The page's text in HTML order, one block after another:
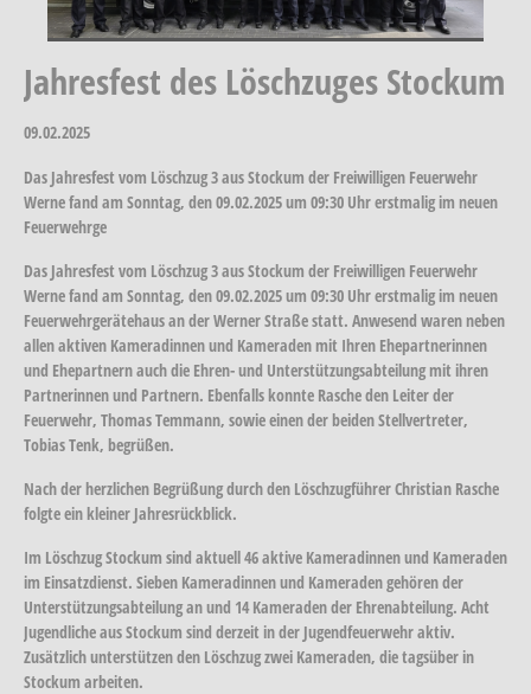
Jahresfest des Löschzuges Stockum
09.02.2025
Das Jahresfest vom Löschzug 3 aus Stockum der Freiwilligen Feuerwehr
Werne fand am Sonntag, den 09.02.2025 um 09:30 Uhr erstmalig im neuen
Feuerwehrge
Das Jahresfest vom Löschzug 3 aus Stockum der Freiwilligen Feuerwehr
Werne fand am Sonntag, den 09.02.2025 um 09:30 Uhr erstmalig im neuen
Feuerwehrgerätehaus an der Werner Straße statt. Anwesend waren neben
allen aktiven Kameradinnen und Kameraden mit Ihren Ehepartnerinnen
und Ehepartnern auch die Ehren- und Unterstützungsabteilung mit ihren
Partnerinnen und Partnern. Ebenfalls konnte Rasche den Leiter der
Feuerwehr, Thomas Temmann, sowie einen der beiden Stellvertreter,
Tobias Tenk, begrüßen.
Nach der herzlichen Begrüßung durch den Löschzugführer Christian Rasche
folgte ein kleiner Jahresrückblick.
Im Löschzug Stockum sind aktuell 46 aktive Kameradinnen und Kameraden
im Einsatzdienst. Sieben Kameradinnen und Kameraden gehören der
Unterstützungsabteilung an und 14 Kameraden der Ehrenabteilung. Acht
Jugendliche aus Stockum sind derzeit in der Jugendfeuerwehr aktiv.
Zusätzlich unterstützen den Löschzug zwei Kameraden, die tagsüber in
Stockum arbeiten.